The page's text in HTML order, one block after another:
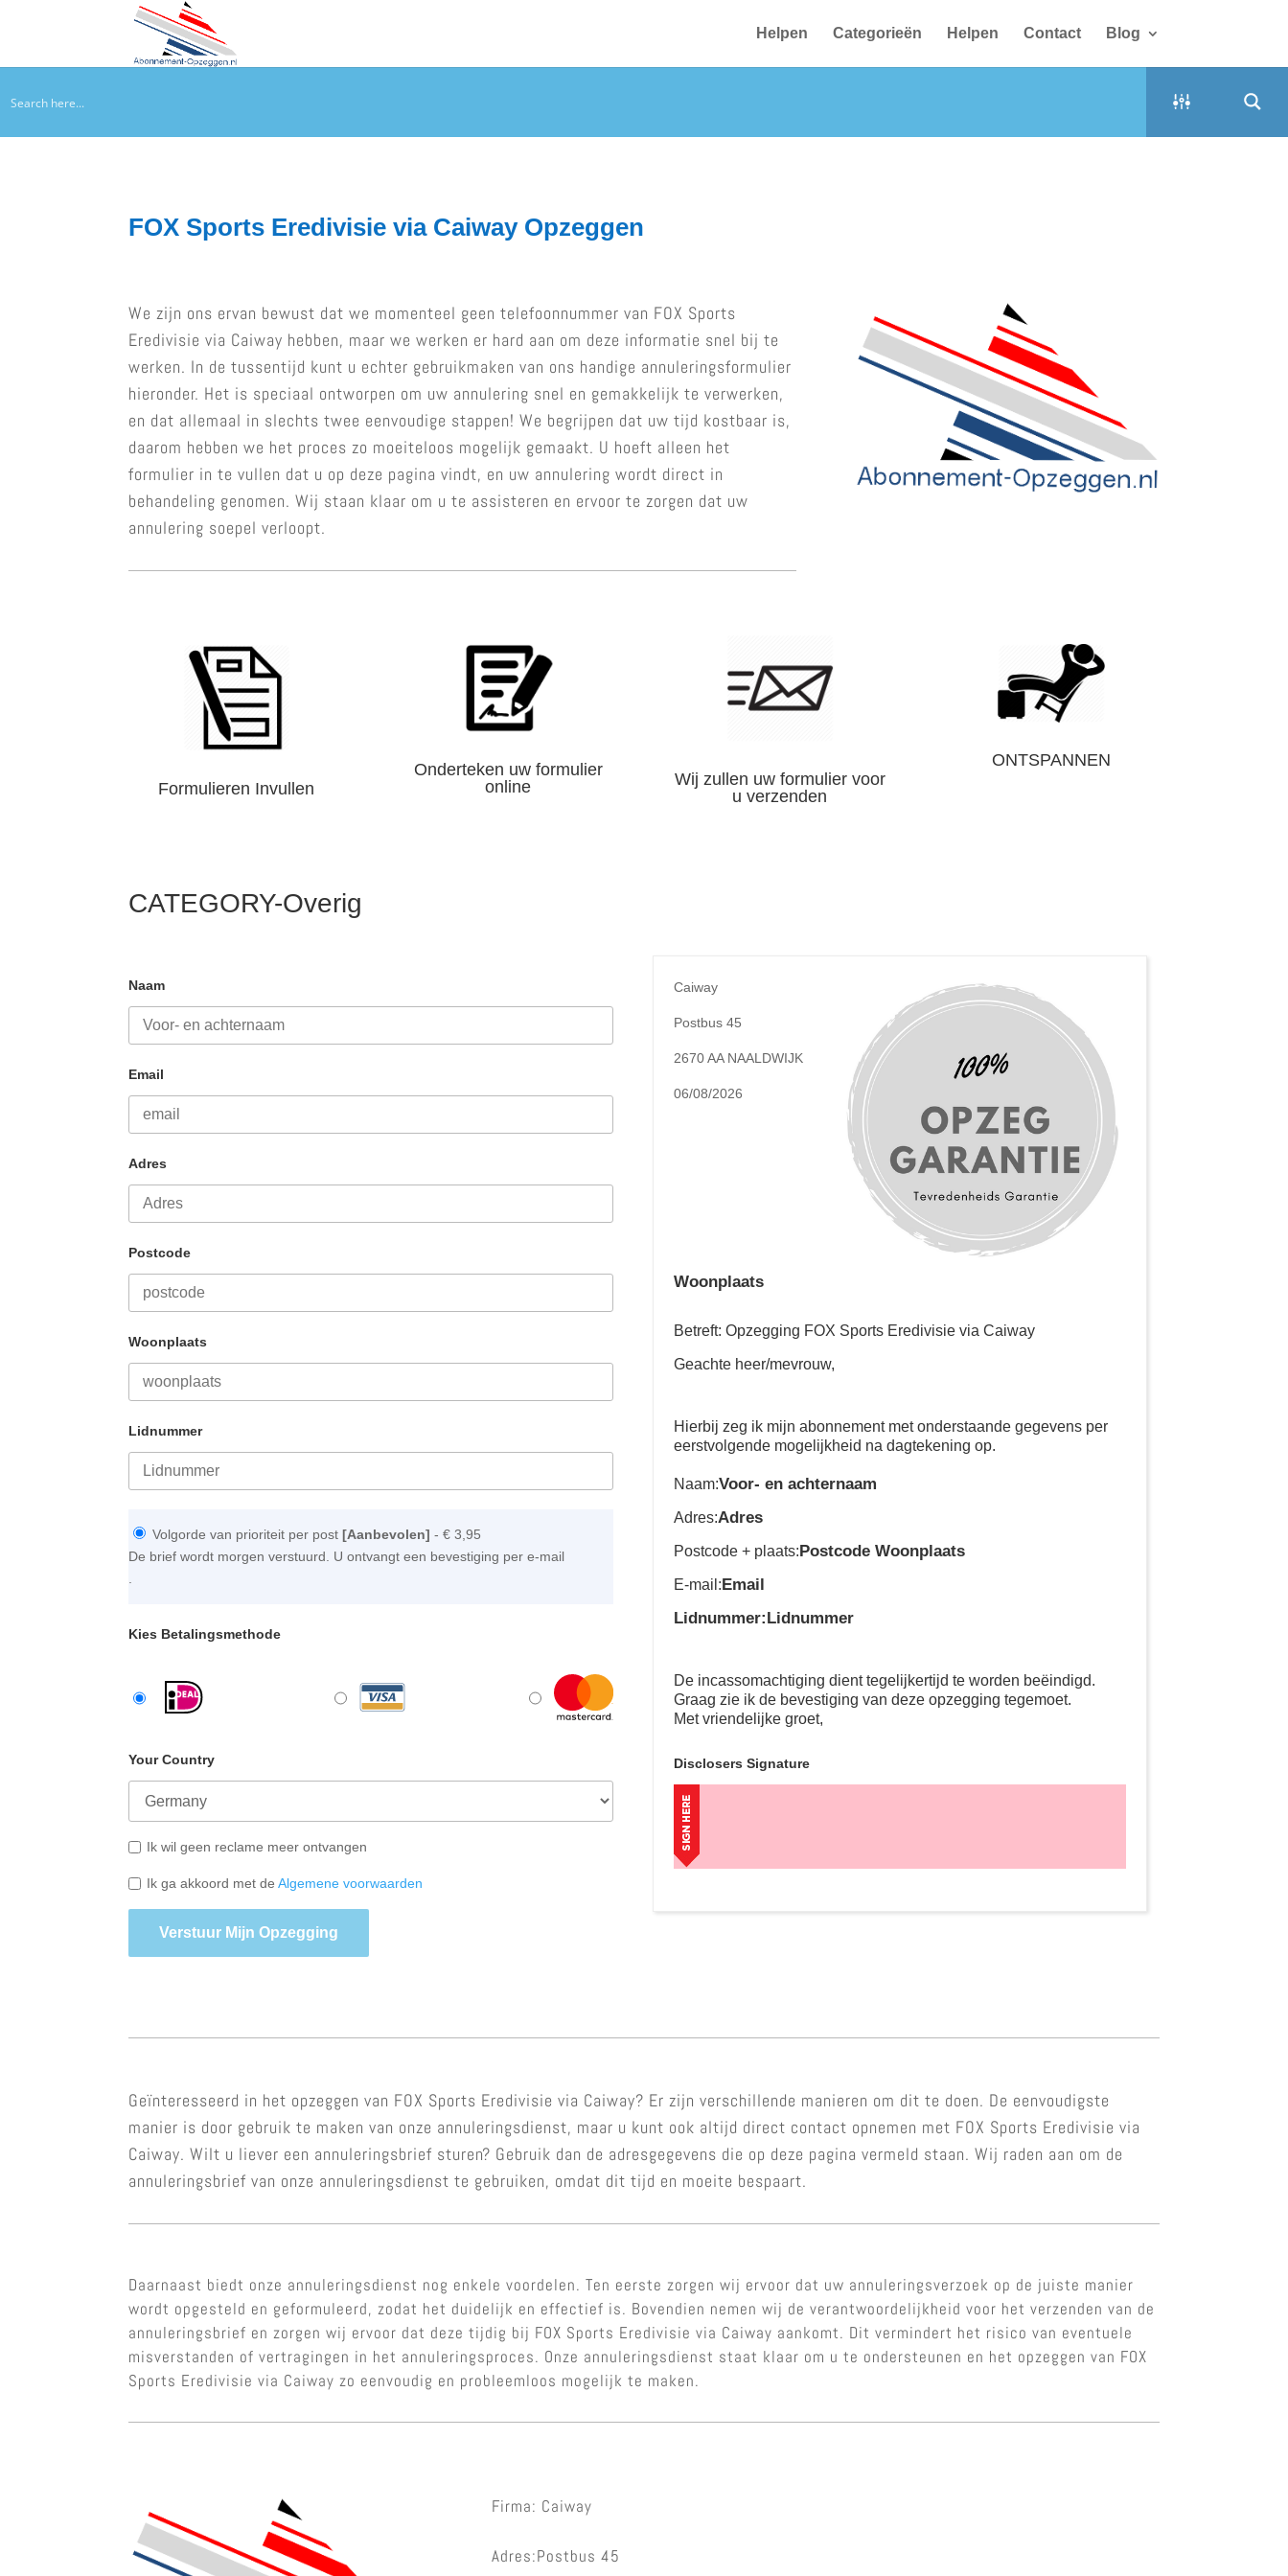
Helpen Categorieën Helpen Contact Blog
FOX Sports Eredivisie via Caiway Opzeggen
We zijn ons ervan bewust dat we momenteel geen telefoonnummer van FOX Sports
Eredivisie via Caiway hebben, maar we werken er hard aan om deze informatie snel bij te
werken. In de tussentijd kunt u echter gebruikmaken van ons handige annuleringsformulier
hieronder. Het is speciaal ontworpen om uw annulering snel en gemakkelijk te verwerken,
en dat allemaal in slechts twee eenvoudige stappen! We begrijpen dat uw tijd kostbaar is,
daarom hebben we het proces zo moeiteloos mogelijk gemaakt. U hoeft alleen het
formulier in te vullen dat u op deze pagina vindt, en uw annulering wordt direct in
behandeling genomen. Wij staan klaar om u te assisteren en ervoor te zorgen dat uw
annulering soepel verloopt.
Formulieren Invullen
Onderteken uw formulier
online
Wij zullen uw formulier voor
u verzenden
ONTSPANNEN
CATEGORY-Overig
Naam
Email
Adres
Postcode
Woonplaats
Lidnummer
Volgorde van prioriteit per post[Aanbevolen]-€ 3,95
De brief wordt morgen verstuurd. U ontvangt een bevestiging per e-mail
Kies Betalingsmethode
Your Country
Ik wil geen reclame meer ontvangen
Ik ga akkoord met deAlgemene voorwaarden
Verstuur Mijn Opzegging
Caiway
Postbus 45
2670 AA NAALDWIJK
06/08/2026
Woonplaats
Betreft: Opzegging FOX Sports Eredivisie via Caiway
Geachte heer/mevrouw,
Hierbij zeg ik mijn abonnement met onderstaande gegevens per
eerstvolgende mogelijkheid na dagtekening op.
Naam:Voor- en achternaam
Adres:Adres
Postcode + plaats:Postcode Woonplaats
E-mail:Email
Lidnummer:Lidnummer
De incassomachtiging dient tegelijkertijd te worden beëindigd.
Graag zie ik de bevestiging van deze opzegging tegemoet.
Met vriendelijke groet,
Disclosers Signature
Geïnteresseerd in het opzeggen van FOX Sports Eredivisie via Caiway? Er zijn verschillende manieren om dit te doen. De eenvoudigste
manier is door gebruik te maken van onze annuleringsdienst, maar u kunt ook altijd direct contact opnemen met FOX Sports Eredivisie via
Caiway. Wilt u liever een annuleringsbrief sturen? Gebruik dan de adresgegevens die op deze pagina vermeld staan. Wij raden aan om de
annuleringsbrief van onze annuleringsdienst te gebruiken, omdat dit tijd en moeite bespaart.
Daarnaast biedt onze annuleringsdienst nog enkele voordelen. Ten eerste zorgen wij ervoor dat uw annuleringsverzoek op de juiste manier
wordt opgesteld en geformuleerd, zodat het duidelijk en effectief is. Bovendien nemen wij de verantwoordelijkheid voor het verzenden van de
annuleringsbrief en zorgen wij ervoor dat deze tijdig bij FOX Sports Eredivisie via Caiway aankomt. Dit vermindert het risico van eventuele
misverstanden of vertragingen in het annuleringsproces. Onze annuleringsdienst staat klaar om u te ondersteunen en het opzeggen van FOX
Sports Eredivisie via Caiway zo eenvoudig en probleemloos mogelijk te maken.
Firma: Caiway
Adres:Postbus 45